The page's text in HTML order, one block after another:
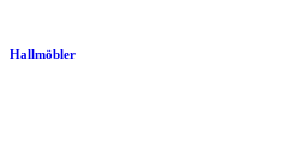
Hallmöbler